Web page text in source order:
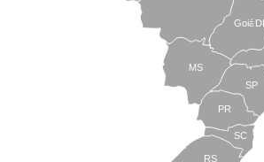
MS
Goiás
PR
SC
RS
SP